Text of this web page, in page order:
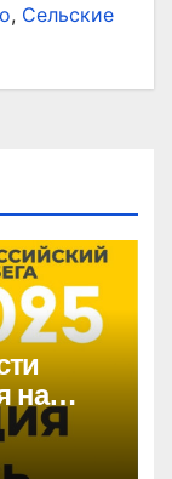
, Сельские
на